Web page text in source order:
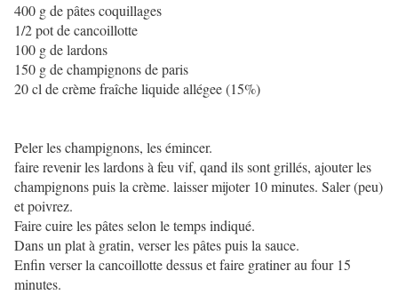
400 g de pâtes coquillages
1/2 pot de cancoillotte
100 g de lardons
150 g de champignons de paris
20 cl de crème fraîche liquide allégee (15%)
Peler les champignons, les émincer.
faire revenir les lardons à feu vif, qand ils sont grillés, ajouter les
champignons puis la crème. laisser mijoter 10 minutes. Saler (peu)
et poivrez.
Faire cuire les pâtes selon le temps indiqué.
Dans un plat à gratin, verser les pâtes puis la sauce.
Enfin verser la cancoillotte dessus et faire gratiner au four 15
minutes.